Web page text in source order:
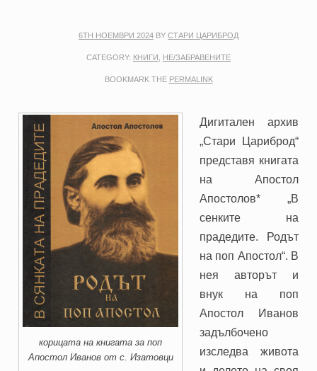
6TH НОЕМВРИ 2024 BY СТАРИ ЦАРИБРОД
CATEGORY: КНИГИ НЕ/ЗАБРАВЕНИТЕ
BOOKMARK THE PERMALINK
корицата на книгата за поп
Апостол Иванов от с. Изатовци
Дигитален архив
„Стари Цариброд“
представя книгата
на Апостол
Апостолов* „В
сенките на
прадедите. Родът
на поп Апостол“. В
нея авторът и
внук на поп
Апостол Иванов
задълбочено
изследва живота